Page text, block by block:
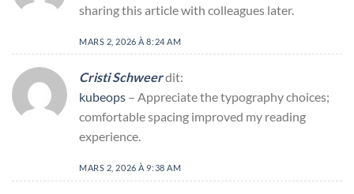
sharing this article with colleagues later.
MARS 2, 2026 À 8:24 AM
Cristi Schweerdit:
kubeops – Appreciate the typography choices;
comfortable spacing improved my reading
experience.
MARS 2, 2026 À 9:38 AM